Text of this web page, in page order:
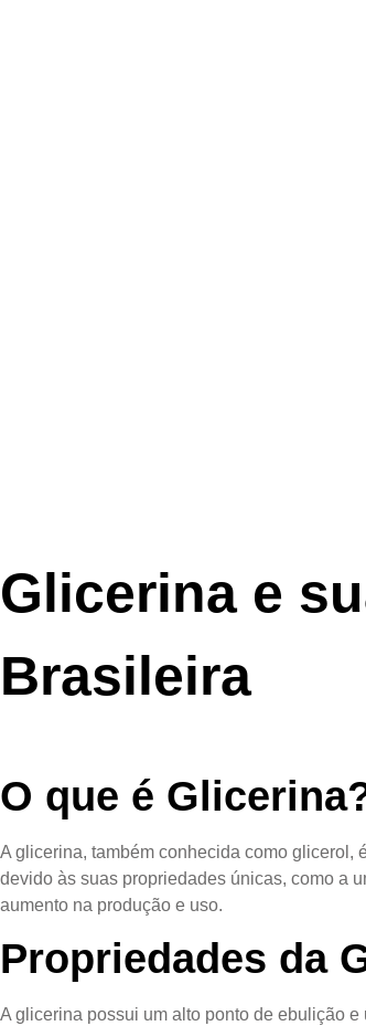
Glicerina e
Brasileira
O que é
A glicerina, também conhecida como glicerol,
devido às suas propriedades únicas, como a
aumento na produção e uso.
Propriedades da
A glicerina possui um alto ponto de ebulição